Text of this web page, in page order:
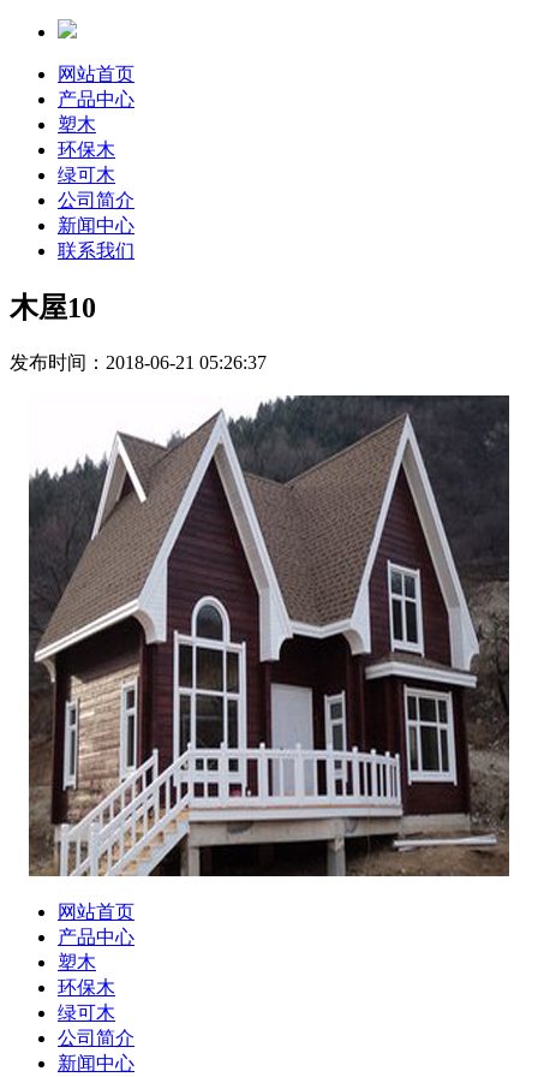
网站首页
产品中心
塑木
环保木
绿可木
公司简介
新闻中心
联系我们
木屋10
发布时间：2018-06-21 05:26:37
网站首页
产品中心
塑木
环保木
绿可木
公司简介
新闻中心